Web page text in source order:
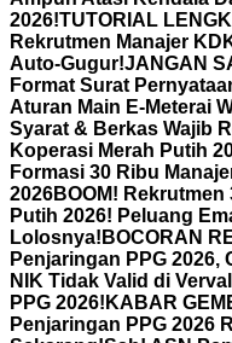
2026!TUTORIAL
Rekrutmen Manajer
Auto-Gugur!JANGAN
Format Surat
Aturan Main E-Meterai
Syarat & Berkas Wajib
Koperasi Merah Putih
Formasi 30 Ribu
2026BOOM!
Putih 2026! Peluang
Lolosnya! BOCORAN
Penjaringan PPG
NIK Tidak Valid di
PPG 2026! KABAR
Penjaringan PPG 2026